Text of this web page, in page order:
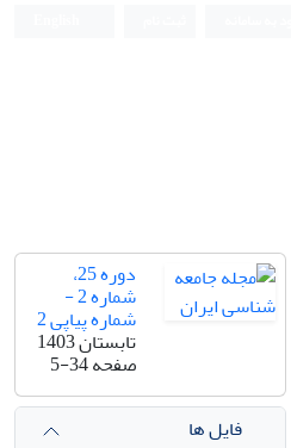
دوره 25،
شماره 2 -
شماره پیاپی 2
تابستان 1403
صفحه5-34
فایل ها